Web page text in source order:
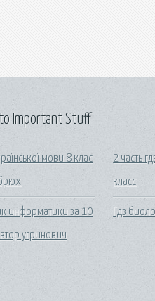
Important Stuff
мови 8 клас
информатики за 10
угринович
2 часть
класс
Гдз